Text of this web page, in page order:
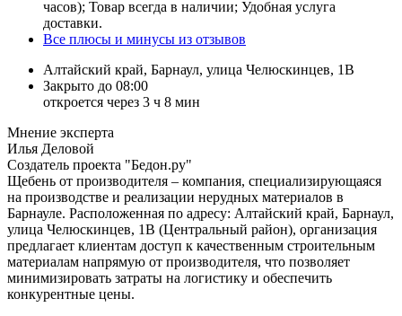
часов); Товар всегда в наличии; Удобная услуга
доставки.
Все плюсы и минусы из отзывов
Алтайский край, Барнаул, улица Челюскинцев, 1В
Закрыто до 08:00
откроется через 3 ч 8 мин
Мнение эксперта
Илья Деловой
Создатель проекта "Бедон.ру"
Щебень от производителя – компания, специализирующаяся
на производстве и реализации нерудных материалов в
Барнауле. Расположенная по адресу: Алтайский край, Барнаул,
улица Челюскинцев, 1В (Центральный район), организация
предлагает клиентам доступ к качественным строительным
материалам напрямую от производителя, что позволяет
минимизировать затраты на логистику и обеспечить
конкурентные цены.